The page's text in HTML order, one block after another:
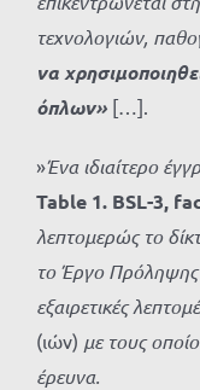
τεχνολογιών,
να
όπλων» […].
»Ένα ιδιαίτερο
Table 1. BSL-3,
λεπτομερώς το
το Έργο
εξαιρετικές
(ιών) με τους
έρευνα.